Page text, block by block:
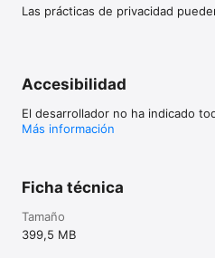
Las prácticas de privacidad
Accesibilidad
El desarrollador no ha indicado
Más información
Ficha técnica
Tamaño
399,5 MB